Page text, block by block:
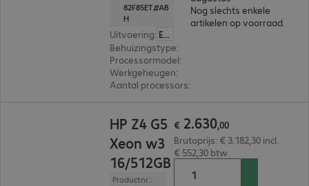
82F85ET#AB
H
Uitvoering: Europa
Behuizingstype:
Processormodel:
Werkgeheugen:
Aantal processors:
Nog slechts enkele
artikelen op voorraad.
HP Z4 G5
Xeon w3
16/512GB
Productnr.:
€ 2.630,00
Brutoprijs: € 3.182,30 incl.
€ 552,30 btw